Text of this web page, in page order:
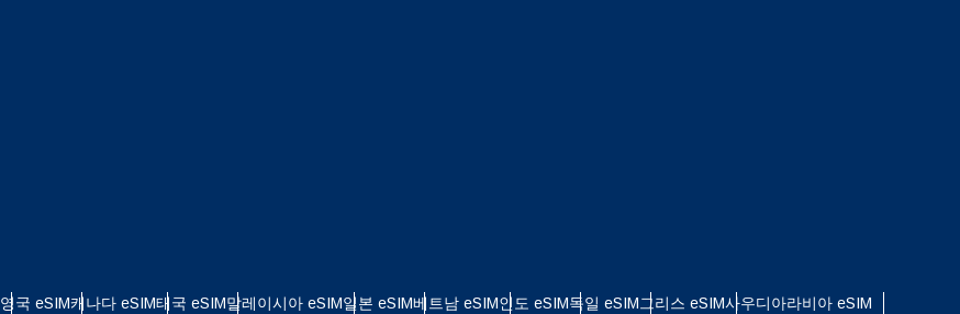
영국 eSIM캐나다 eSIM태국 eSIM말레이시아 eSIM일본 eSIM베트남 eSIM인도 eSIM독일 eSIM그리스 eSIM사우디아라비아 eSIM